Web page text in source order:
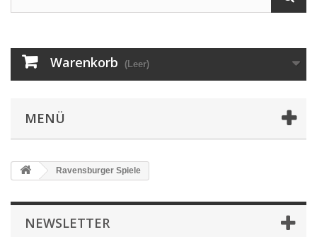
Warenkorb (Leer)
MENÜ
Ravensburger Spiele
NEWSLETTER